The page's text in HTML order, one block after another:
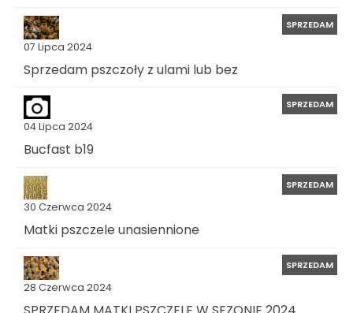
07 Lipca 2024
SPRZEDAM
Sprzedam pszczoły z ulami lub bez
04 Lipca 2024
SPRZEDAM
Bucfast b19
30 Czerwca 2024
SPRZEDAM
Matki pszczele unasiennione
28 Czerwca 2024
SPRZEDAM